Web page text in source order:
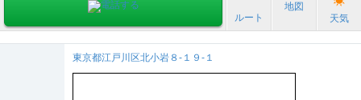
ルート
地図
天気
東京都江戸川区北小岩８-１９-１